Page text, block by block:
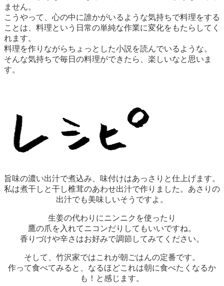
ません。
こうやって、心の中に誰かがいるような気持ちで料理をする
ことは、料理という日常の単純な作業に変化をもたらしてく
れます。
料理を作りながらちょっとした小説を読んでいるような。
そんな気持ちで毎日の料理ができたら、楽しいなと思いま
す。
旨味の濃い出汁で煮込み、味付けはあっさりと仕上げます。
私は煮干しと干し椎茸のあわせ出汁で作りました。あさりの
出汁でも美味しいそうですよ。
生姜の代わりにニンニクを使ったり
鷹の爪を入れてニコンだりしてもいいですね。
香りづけや辛さはお好みで調節してみてください。
そして、竹沢家ではこれが朝ごはんの定番です。
作って食べてみると、なるほどこれは朝に食べたくなるか
も！と感じます。